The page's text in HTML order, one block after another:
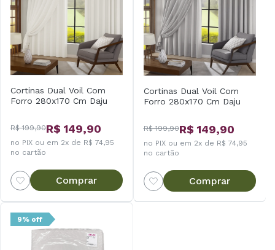
Cortinas Dual Voil Com
Forro 280x170 Cm Daju
R$ 199,90R$ 149,90
no PIX ou em 2x de R$ 74,95
no cartão
Comprar
Cortinas Dual Voil Com
Forro 280x170 Cm Daju
R$ 199,90R$ 149,90
no PIX ou em 2x de R$ 74,95
no cartão
Comprar
9% off